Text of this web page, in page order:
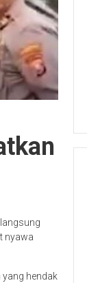
nyawa
yang hendak